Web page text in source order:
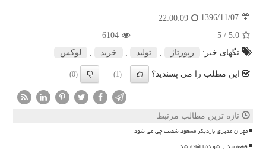
1396/11/07
22:00:09
5.0
/ 5
6104
تگهای خبر:
رپورتاژ تولید خرید لوكس
این مطلب را می پسندید؟ (1)
(0)
تازه ترین مطالب مرتبط
مهران مدیری باردیگر مسعود شصت چی می شود
قطعه بیدار شو دنیا آماده شد